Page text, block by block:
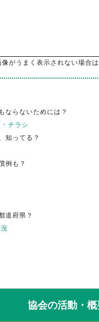
がうまく表示されない場合
ならないためには？
チラシ
知ってる？
例も？
道府県？
協会の活動・概